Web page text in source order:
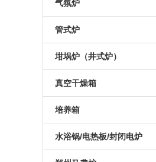
可编程马弗炉
硅碳棒马弗炉
硅钼棒马弗炉
智能一体马弗炉
高温煅烧炉
硅碳棒高温炉
可编程高温炉
实验室高温炉
工业箱式电阻炉
高温保温箱式炉
硅碳棒箱式电阻炉
可编程箱式电阻炉
实验室箱式电阻炉
1000度箱式电阻炉
陶瓷纤维高温电阻炉
1000度陶瓷纤维马弗炉
1200度陶瓷纤维马弗炉
1400度陶瓷纤维马弗炉
1600度陶瓷纤维马弗炉
1700度陶瓷纤维马弗炉
塑料灰分测定仪
石油灰分测定仪
烘箱
鼓风干燥箱
恒温干燥箱
气氛炉
高温气氛炉
箱式气氛炉
真空气氛炉
箱式真空气氛炉
高温箱式真空气氛炉
管式炉
高温管式炉
真空管式炉
气氛管式炉
管式实验炉
坩埚炉（井式炉）
坩埚电阻炉
真空井式炉
电加热坩埚炉
真空干燥箱
真空烘箱
培养箱
电热恒温干燥培养箱
水浴锅/电热板/封闭电炉